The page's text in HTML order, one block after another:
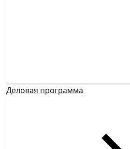
Деловая программа